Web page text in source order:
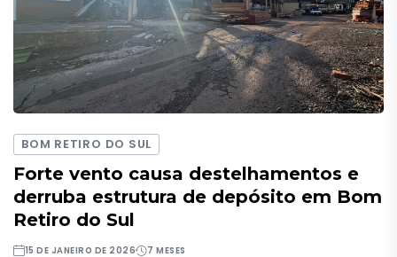
BOM RETIRO DO SUL
Forte vento causa destelhamentos e
derruba estrutura de depósito em Bom
Retiro do Sul
15 DE JANEIRO DE 2026 7 MESES